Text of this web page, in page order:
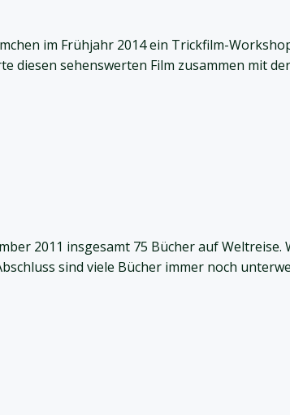
im Frühjahr 2014 ein Trickfilm-
diesen sehenswerten Film zusammen mit
2011 insgesamt 75 Bücher auf Weltreise.
sind viele Bücher immer noch